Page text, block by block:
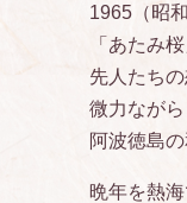
1965（昭
「あたみ
先人たち
微力なが
阿波徳島
晩年を熱